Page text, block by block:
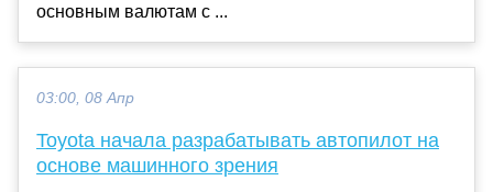
основным валютам с ...
03:00, 08 Апр
Toyota начала разрабатывать автопилот на
основе машинного зрения